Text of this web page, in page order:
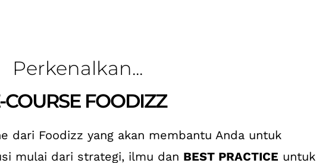
Perkenalkan...
COURSE FOODIZZ
dari Foodizz yang akan membantu Anda untuk
mulai dari strategi, ilmu dan BEST PRACTICE untuk